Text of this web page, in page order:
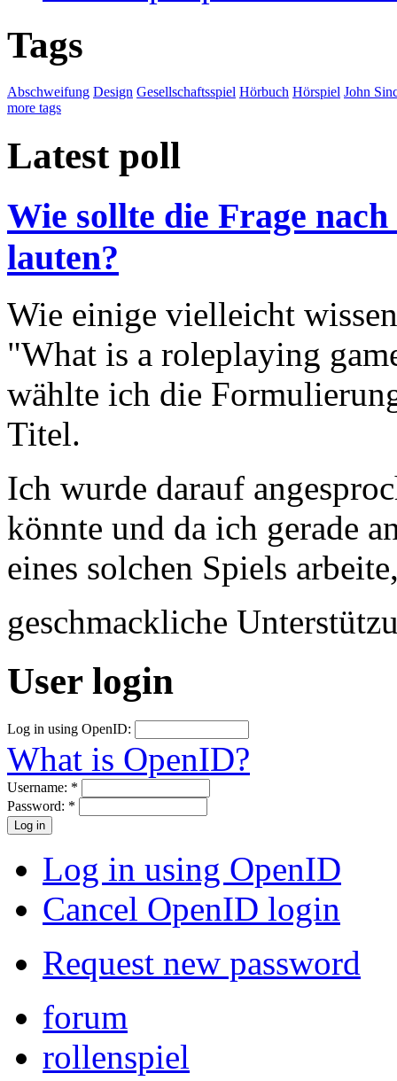
Tags
Abschweifung Design Gesellschaftsspiel Hörbuch Hörspiel John
more tags
Latest poll
Wie sollte die Frage
lauten?
Wie einige vielleicht
"What is a roleplaying
wählte ich die
Titel.
Ich wurde darauf
könnte und da ich gerade
eines solchen Spiels
geschmackliche
User login
Log in using OpenID:
What is OpenID?
Username: *
Password: *
Log in using OpenID
Cancel OpenID login
Request new password
forum
rollenspiel